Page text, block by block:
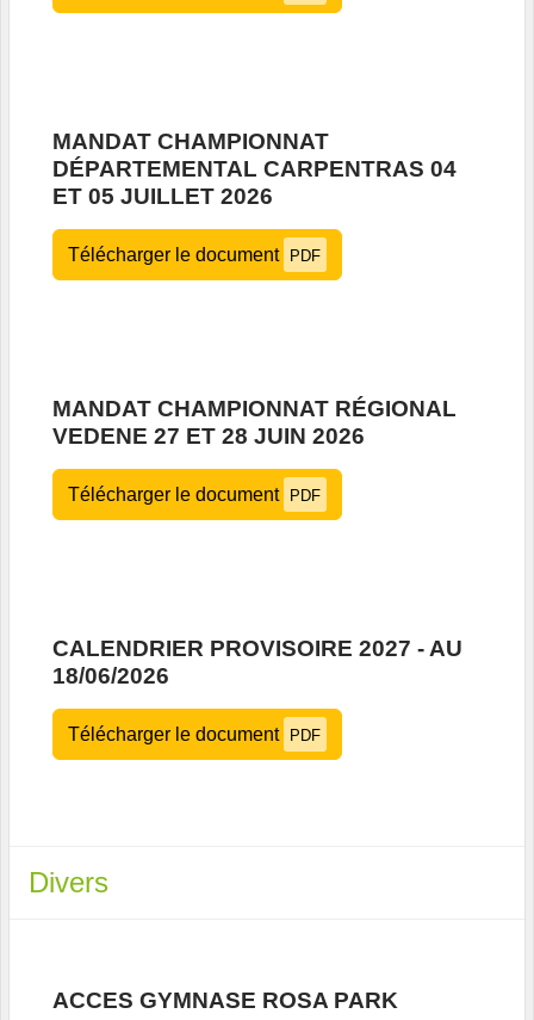
MANDAT CHAMPIONNAT
DÉPARTEMENTAL CARPENTRAS 04
ET 05 JUILLET 2026
Télécharger le document PDF
MANDAT CHAMPIONNAT RÉGIONAL
VEDENE 27 ET 28 JUIN 2026
Télécharger le document PDF
CALENDRIER PROVISOIRE 2027 - AU
18/06/2026
Télécharger le document PDF
Divers
ACCES GYMNASE ROSA PARK